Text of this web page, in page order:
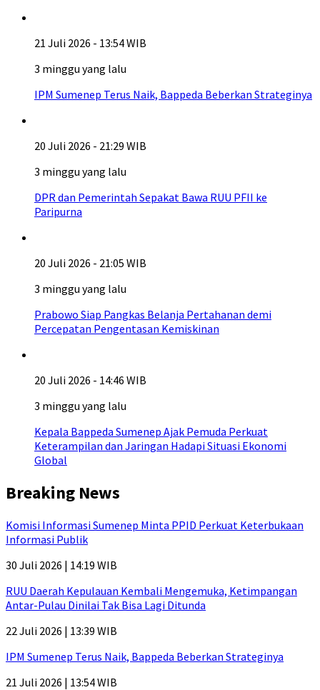
21 Juli 2026 - 13:54 WIB
3 minggu yang lalu
IPM Sumenep Terus Naik, Bappeda Beberkan Strateginya
20 Juli 2026 - 21:29 WIB
3 minggu yang lalu
DPR dan Pemerintah Sepakat Bawa RUU PFII ke
Paripurna
20 Juli 2026 - 21:05 WIB
3 minggu yang lalu
Prabowo Siap Pangkas Belanja Pertahanan demi
Percepatan Pengentasan Kemiskinan
20 Juli 2026 - 14:46 WIB
3 minggu yang lalu
Kepala Bappeda Sumenep Ajak Pemuda Perkuat
Keterampilan dan Jaringan Hadapi Situasi Ekonomi
Global
Breaking News
Komisi Informasi Sumenep Minta PPID Perkuat Keterbukaan
Informasi Publik
30 Juli 2026 | 14:19 WIB
RUU Daerah Kepulauan Kembali Mengemuka, Ketimpangan
Antar-Pulau Dinilai Tak Bisa Lagi Ditunda
22 Juli 2026 | 13:39 WIB
IPM Sumenep Terus Naik, Bappeda Beberkan Strateginya
21 Juli 2026 | 13:54 WIB